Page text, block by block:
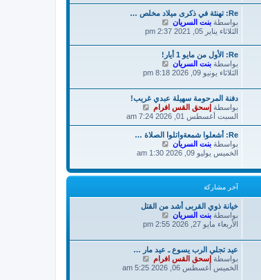
ا
ك
ة
د
آ
ر
ك
Re: تهنئة في ذكرى ميلاد مخلص …
بواسطة بنت السريان
ا
د
ر
ا
ر
ك
الثلاثاء يناير 05, 2021 2:37 pm
Re: الأول من مايو 1 أيار!
بواسطة بنت السريان
ا
د
آ
خ
ر
م
ش
ر
ة
الثلاثاء يونيو 09, 2026 8:18 pm
دفنة المرحومة سهيلة عبدي غريب!
بواسطة إسحق القس افرام
ا
ه
خ
م
ش
ر
السبت أغسطس 01, 2026 7:24 am
Re: أشعلوا شمعةواتلوا الصلاة …
بواسطة بنت السريان
ا
د
آ
ر
م
ا
ك
ة
الخميس يوليو 09, 2026 1:30 am
آخر مشاركة
خيانة ذوي القربى أشد من القتل
بواسطة بنت السريان
ا
د
آ
خ
ر
الأربعاء مايو 27, 2026 2:55 pm
عيد تجلي الرب يسوع ـ عيد مار …
بواسطة إسحق القس افرام
ا
الخميس أغسطس 06, 2026 5:25 am